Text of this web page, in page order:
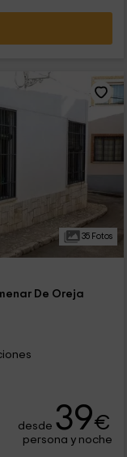
35 Fotos
De Oreja
desde 39€
persona y noche